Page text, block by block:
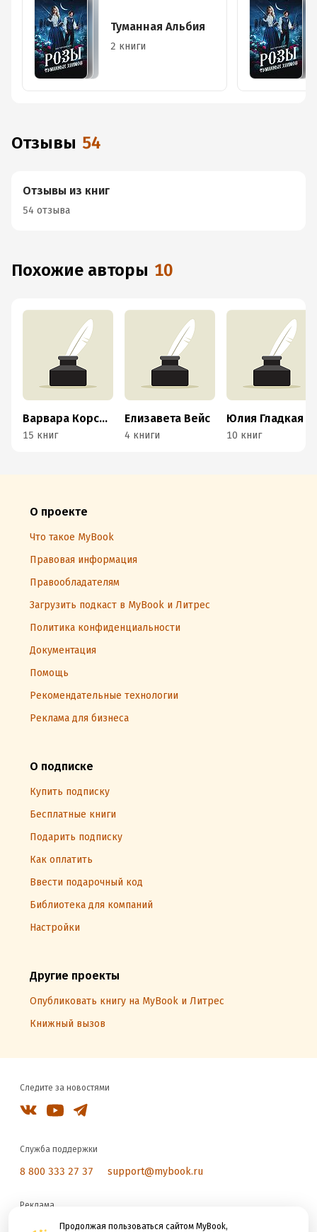
Продолжая пользоваться сайтом MyBook,
Туманная Альбия
2 книги
Отзывы 54
Отзывы из книг
54 отзыва
Похожие авторы 10
Варвара Корсарова
15 книг
Елизавета Вейс
4 книги
Юлия Гладкая
10 книг
О проекте
Что такое MyBook
Правовая информация
Правообладателям
Загрузить подкаст в MyBook и Литрес
Политика конфиденциальности
Документация
Помощь
Рекомендательные технологии
Реклама для бизнеса
О подписке
Купить подписку
Бесплатные книги
Подарить подписку
Как оплатить
Ввести подарочный код
Библиотека для компаний
Настройки
Другие проекты
Опубликовать книгу на MyBook и Литрес
Книжный вызов
Следите за новостями
Служба поддержки
8 800 333 27 37 support@mybook.ru
Реклама
reklama@litres.ru